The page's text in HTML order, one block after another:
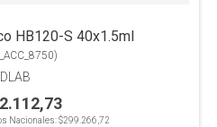
HB120-S 40x1.5ml
)
DLAB
Nacionales:$299.266,72